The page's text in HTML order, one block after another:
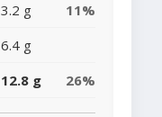
3.2 g
11%
6.4 g
12.8 g 26%